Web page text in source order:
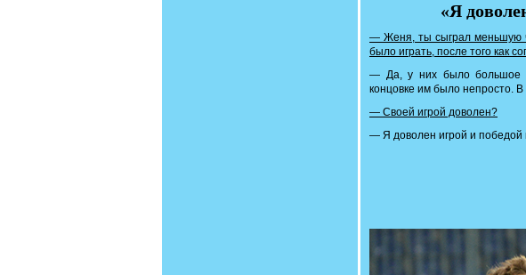
«Я
— Женя, ты сыграл меньшую
было играть, после того как
— Да, у них было большое
концовке им было непросто.
— Своей игрой доволен?
— Я доволен игрой и победой